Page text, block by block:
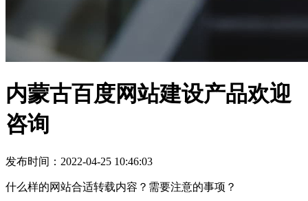
内蒙古百度网站建设产品欢迎
咨询
发布时间：2022-04-25 10:46:03
什么样的网站合适转载内容？需要注意的事项？